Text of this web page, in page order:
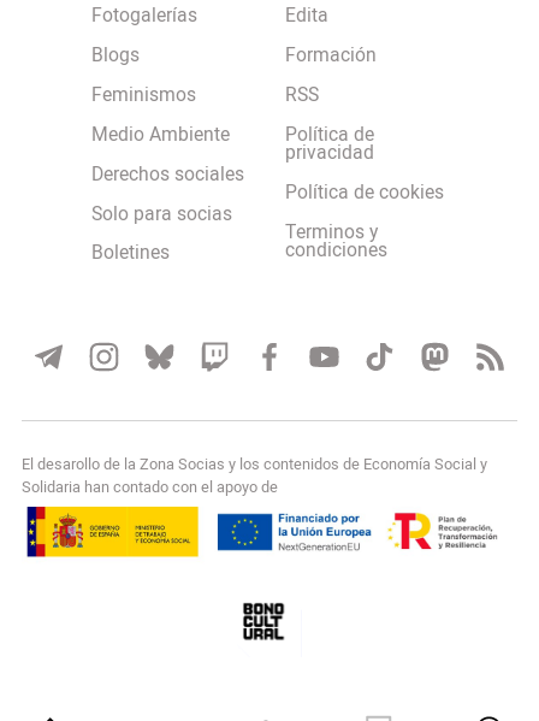
Fotogalerías
Blogs
Feminismos
Medio Ambiente
Derechos sociales
Solo para socias
Boletines
Edita
Formación
RSS
Política de
privacidad
Política de cookies
Terminos y
condiciones
El desarollo de la Zona Socias y los contenidos de Economía Social y
Solidaria han contado con el apoyo de